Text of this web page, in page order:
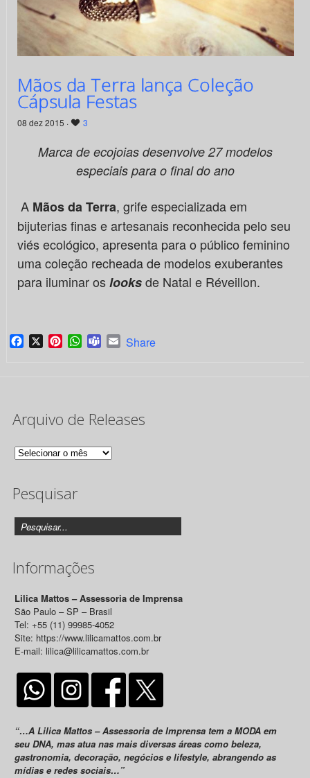
Mãos da Terra lança Coleção
Cápsula Festas
08 dez 2015 · 3
Marca de ecojoias desenvolve 27 modelos
especiais para o final do ano
A Mãos da Terra, grife especializada em
bijuterias finas e artesanais reconhecida pelo seu
viés ecológico, apresenta para o público feminino
uma coleção recheada de modelos exuberantes
para iluminar oslooksde Natal e Réveillon.
Facebook
X PinterestWhatsApp
TeamsEmail
Share
Arquivo de Releases
Arquivo
Releases
Pesquisar
Informações
Lilica Mattos – Assessoria de Imprensa
São Paulo – SP – Brasil
Tel: +55 (11) 99985-4052
Site: https://www.lilicamattos.com.br
E-mail: lilica@lilicamattos.com.br
“…A Lilica Mattos – Assessoria de Imprensa tem a MODA em
seu DNA, mas atua nas mais diversas áreas como beleza,
gastronomia, decoração, negócios e lifestyle, abrangendo as
mídias e redes sociais…”